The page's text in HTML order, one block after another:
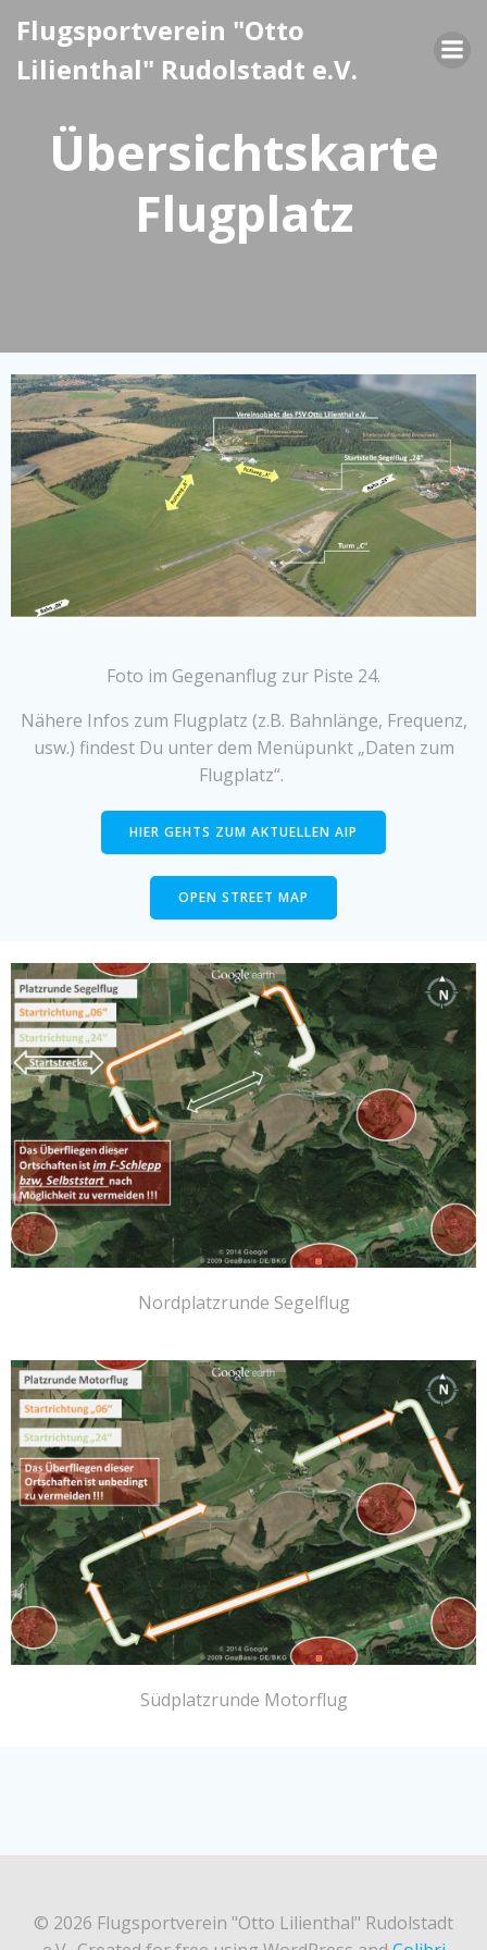
Inhalt
springen
Flugsportverein "Otto
Lilienthal" Rudolstadt e.V.
Übersichtskarte
Flugplatz
Foto im Gegenanflug zur Piste 24.
Nähere Infos zum Flugplatz (z.B. Bahnlänge, Frequenz,
usw.) findest Du unter dem Menüpunkt „Daten zum
Flugplatz“.
HIER GEHTS ZUM AKTUELLEN AIP
OPEN STREET MAP
Nordplatzrunde Segelflug
Südplatzrunde Motorflug
© 2026 Flugsportverein "Otto Lilienthal" Rudolstadt